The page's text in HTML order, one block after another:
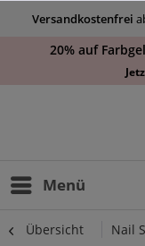
Versandkostenfrei
20% auf
Menü
Übersicht Nail